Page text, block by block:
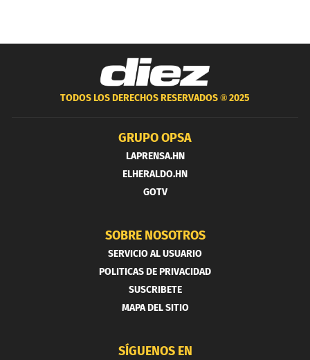
TODOS LOS DERECHOS RESERVADOS ®2025
GRUPO OPSA
LAPRENSA.HN
ELHERALDO.HN
GOTV
SOBRE NOSOTROS
SERVICIO AL USUARIO
POLITICAS DE PRIVACIDAD
SUSCRIBETE
MAPA DEL SITIO
SÍGUENOS EN